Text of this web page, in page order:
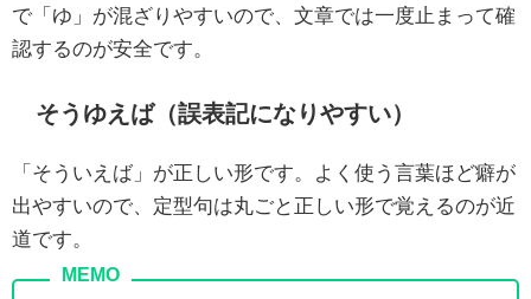
で「ゆ」が混ざりやすいので、文章では一度止まって確
認するのが安全です。
そうゆえば（誤表記になりやすい）
「そういえば」が正しい形です。よく使う言葉ほど癖が
出やすいので、定型句は丸ごと正しい形で覚えるのが近
道です。